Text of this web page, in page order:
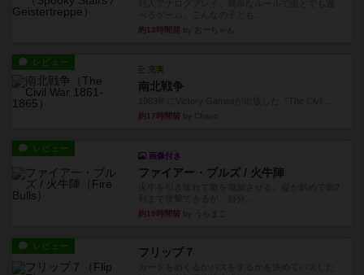
約13時間前
レビュー
充実
南北戦争
約17時間前
レビュー
画像付き
ファイアー・ブルズ / 火牛陣
約19時間前
レビュー フリップ７